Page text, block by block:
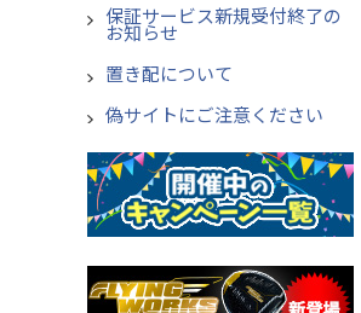
保証サービス新規受付終了の
お知らせ
置き配について
偽サイトにご注意ください